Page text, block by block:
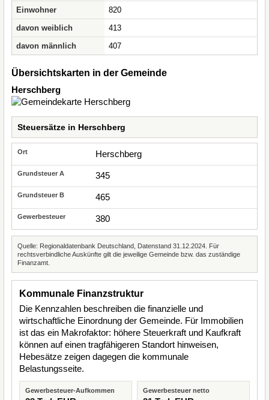
Einwohner
820
davon weiblich
413
davon männlich
407
Übersichtskarten in der Gemeinde
Herschberg
Steuersätze in Herschberg
Herschberg
345
465
380
Quelle: Regionaldatenbank Deutschland, Datenstand 31.12.2024. Für
rechtsverbindliche Auskünfte gilt die jeweilige Gemeinde bzw. das zuständige
Finanzamt.
Kommunale Finanzstruktur
Die Kennzahlen beschreiben die finanzielle und
wirtschaftliche Einordnung der Gemeinde. Für Immobilien
ist das ein Makrofaktor: höhere Steuerkraft und Kaufkraft
können auf einen tragfähigeren Standort hinweisen,
Hebesätze zeigen dagegen die kommunale
Belastungsseite.
Gewerbesteuer-Aufkommen Gewerbesteuer netto